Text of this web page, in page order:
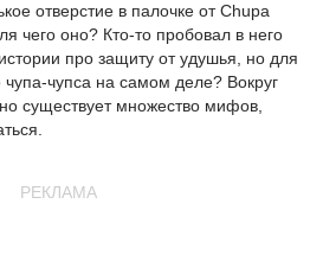
отверстие в палочке от Chupa
чего оно? Кто-то пробовал в него
про защиту от удушья, но для
чупа-чупса на самом деле? Вокруг
существует множество мифов,
РЕКЛАМА